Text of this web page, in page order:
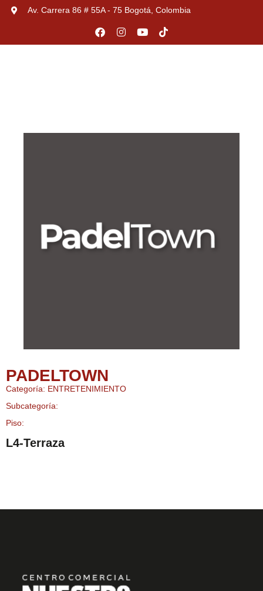
Av. Carrera 86 # 55A - 75 Bogotá, Colombia
PADELTOWN
Categoría: ENTRETENIMIENTO
Subcategoría:
Piso:
L4-Terraza